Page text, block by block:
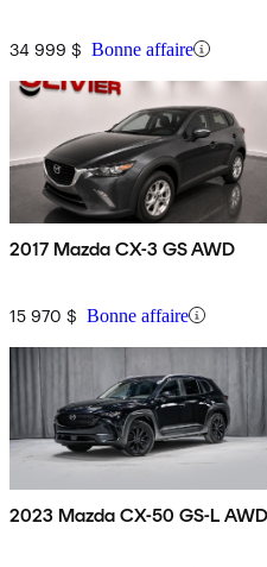
34 999 $ Bonne affaire
2017 Mazda CX-3 GS AWD
15 970 $ Bonne affaire
2023 Mazda CX-50 GS-L AWD